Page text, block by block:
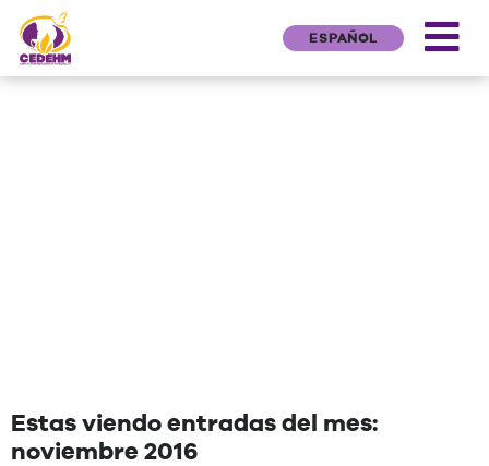
ESPAÑOL
Estas viendo entradas del mes:
noviembre 2016